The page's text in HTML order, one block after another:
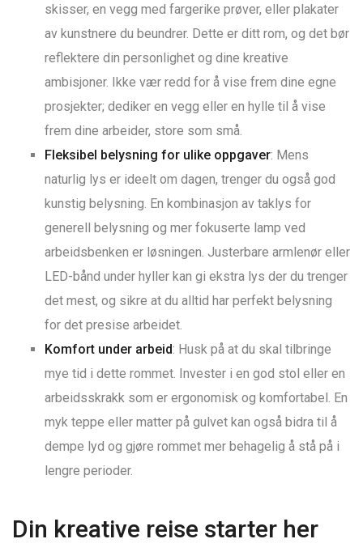
skisser, en vegg med fargerike prøver, eller plakater
av kunstnere du beundrer. Dette er ditt rom, og det bør
reflektere din personlighet og dine kreative
ambisjoner. Ikke vær redd for å vise frem dine egne
prosjekter; dediker en vegg eller en hylle til å vise
frem dine arbeider, store som små.
Fleksibel belysning for ulike oppgaver: Mens
naturlig lys er ideelt om dagen, trenger du også god
kunstig belysning. En kombinasjon av taklys for
generell belysning og mer fokuserte lamp ved
arbeidsbenken er løsningen. Justerbare armlenør eller
LED-bånd under hyller kan gi ekstra lys der du trenger
det mest, og sikre at du alltid har perfekt belysning
for det presise arbeidet.
Komfort under arbeid: Husk på at du skal tilbringe
mye tid i dette rommet. Invester i en god stol eller en
arbeidsskrakk som er ergonomisk og komfortabel. En
myk teppe eller matter på gulvet kan også bidra til å
dempe lyd og gjøre rommet mer behagelig å stå på i
lengre perioder.
Din kreative reise starter her